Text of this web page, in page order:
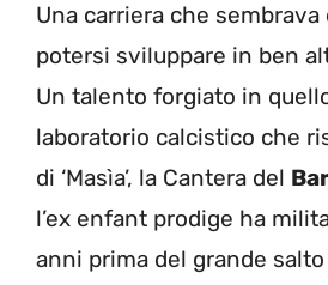
Una carriera che
potersi sviluppare in ben
Un talento forgiato in
laboratorio calcistico che
di ‘Masìa’, la Cantera del
l’ex enfant prodige ha
anni prima del grande